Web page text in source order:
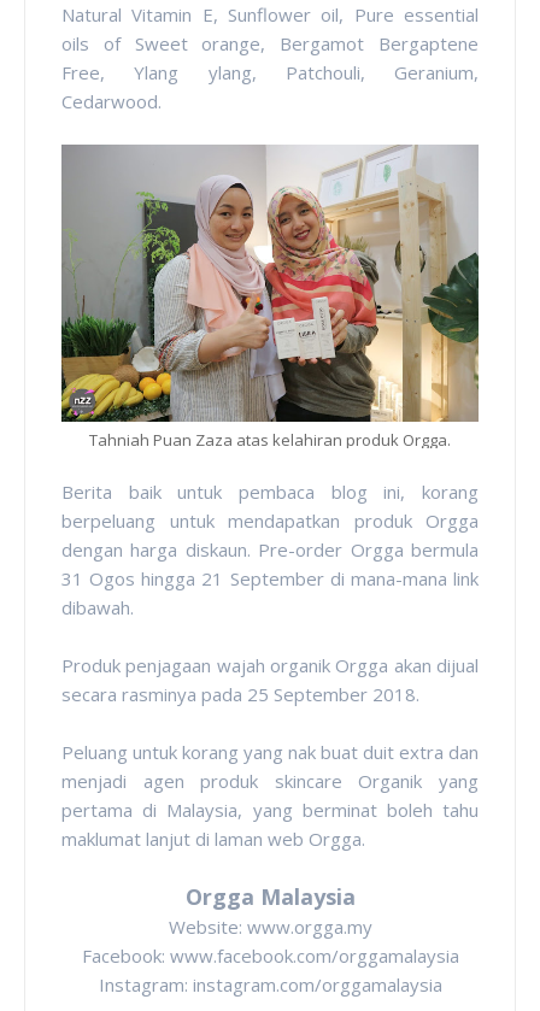
Natural Vitamin E, Sunflower oil, Pure essential
oils of Sweet orange, Bergamot Bergaptene
Free, Ylang ylang, Patchouli, Geranium,
Cedarwood.
Tahniah Puan Zaza atas kelahiran produk Orgga.
Berita baik untuk pembaca blog ini, korang
berpeluang untuk mendapatkan produk Orgga
dengan harga diskaun. Pre-order Orgga bermula
31 Ogos hingga 21 September di mana-mana link
dibawah.
Produk penjagaan wajah organik Orgga akan dijual
secara rasminya pada 25 September 2018.
Peluang untuk korang yang nak buat duit extra dan
menjadi agen produk skincare Organik yang
pertama di Malaysia, yang berminat boleh tahu
maklumat lanjut di laman web Orgga.
Orgga Malaysia
Website: www.orgga.my
Facebook: www.facebook.com/orggamalaysia
Instagram: instagram.com/orggamalaysia